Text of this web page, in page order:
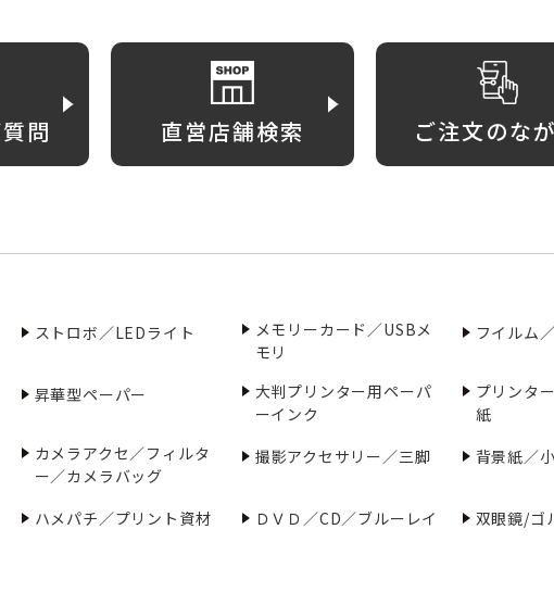
問 直営店舗検索 ご注文のな
ストロボ／LEDライト
メモリーカード／USBメ
モリ
フイルム
昇華型ペーパー
大判プリンター用ペーパ
ーインク
プリンタ
紙
カメラアクセ／フィルタ
ー／カメラバッグ
撮影アクセサリー／三脚 背景紙／
ハメパチ／プリント資材 ＤＶＤ／CD／ブルーレイ 双眼鏡/ゴ